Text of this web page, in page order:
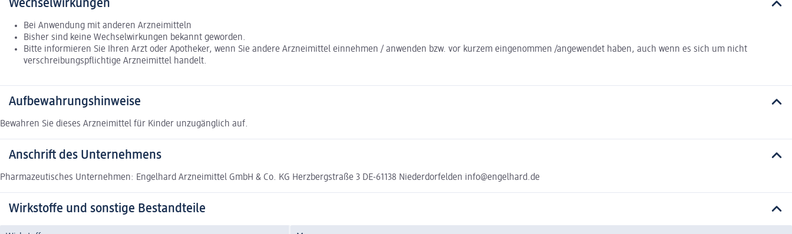
Wechselwirkungen
Bei Anwendung mit anderen Arzneimitteln
Bisher sind keine Wechselwirkungen bekannt geworden.
Bitte informieren Sie Ihren Arzt oder Apotheker, wenn Sie andere Arzneimittel einnehmen / anwenden bzw. vor kurzem eingenommen /angewendet haben, auch wenn es sich um nicht
verschreibungspflichtige Arzneimittel handelt.
Aufbewahrungshinweise
Bewahren Sie dieses Arzneimittel für Kinder unzugänglich auf.
Anschrift des Unternehmens
Pharmazeutisches Unternehmen: Engelhard Arzneimittel GmbH & Co. KG Herzbergstraße 3 DE-61138 Niederdorfelden info@engelhard.de
Wirkstoffe und sonstige Bestandteile